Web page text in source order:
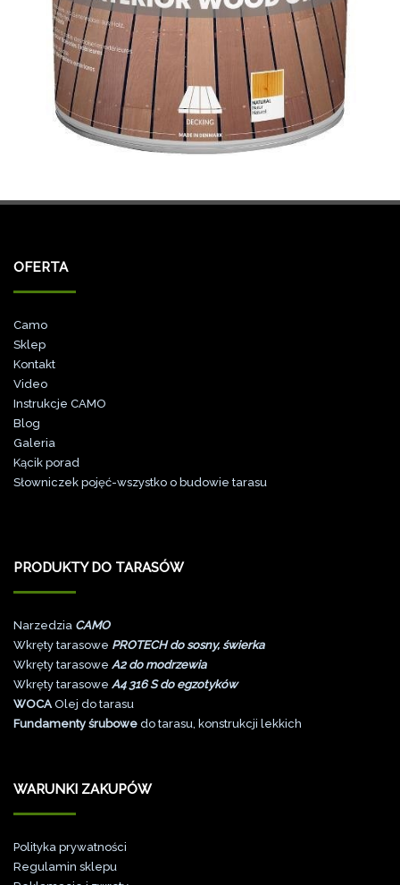
OFERTA
Camo
Sklep
Kontakt
Video
Instrukcje CAMO
Blog
Galeria
Kącik porad
Słowniczek pojęć-wszystko o budowie tarasu
PRODUKTY DO TARASÓW
Narzedzia CAMO
Wkręty tarasowe PROTECH do sosny, świerka
Wkręty tarasowe A2 do modrzewia
Wkręty tarasowe A4 316 S do egzotyków
WOCAOlej do tarasu
Fundamenty śrubowe do tarasu, konstrukcji lekkich
WARUNKI ZAKUPÓW
Polityka prywatności
Regulamin sklepu